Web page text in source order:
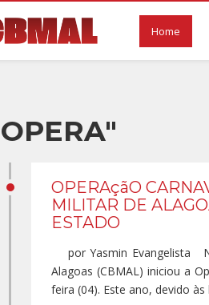
Home
OPERAçãO
MILITAR DE
ESTADO
por Yasmin Evangelista
Alagoas (CBMAL) iniciou a
feira (04). Este ano, devido